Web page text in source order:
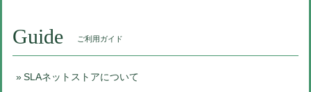
Guide ご利用ガイド
SLAネットストアについて